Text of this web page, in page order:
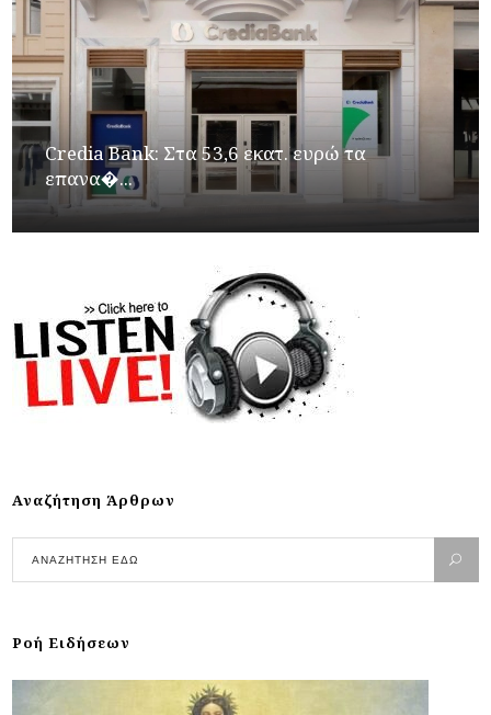
Credia Bank: Στα 53,6 εκατ. ευρώ τα
επανα�...
Αναζήτηση Άρθρων
Ροή Ειδήσεων